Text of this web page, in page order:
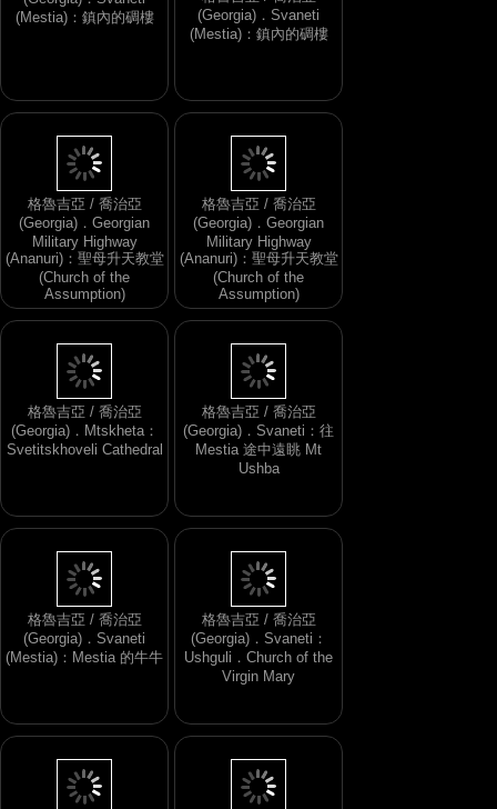
(Mestia)：鎮內的碉樓
(Georgia)．Svaneti
(Mestia)：鎮內的碉樓
格魯吉亞 / 喬治亞
(Georgia)．Georgian
Military Highway
(Ananuri)：聖母升天教堂
(Church of the
Assumption)
格魯吉亞 / 喬治亞
(Georgia)．Georgian
Military Highway
(Ananuri)：聖母升天教堂
(Church of the
Assumption)
格魯吉亞 / 喬治亞
(Georgia)．Mtskheta：
Svetitskhoveli Cathedral
格魯吉亞 / 喬治亞
(Georgia)．Svaneti：往
Mestia 途中遠眺 Mt
Ushba
格魯吉亞 / 喬治亞
(Georgia)．Svaneti
(Mestia)：Mestia 的牛牛
格魯吉亞 / 喬治亞
(Georgia)．Svaneti：
Ushguli．Church of the
Virgin Mary